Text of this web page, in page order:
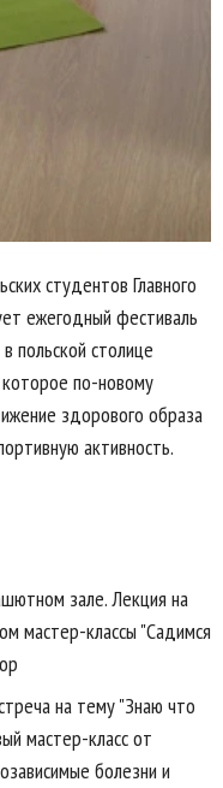
студентов Главного
ежегодный фестиваль
польской столице
по-новому
здорового образа
активность.
зале. Лекция на
мастер-классы "Садимся
на тему "Знаю что
мастер-класс от
болезни и